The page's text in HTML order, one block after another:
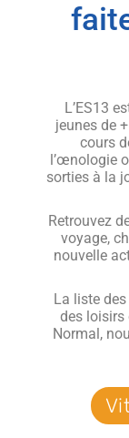
L’ES13
jeunes de
cours
l’œnologie
sorties à la
Retrouvez
voyage,
nouvelle
La liste
des loisirs
Normal,